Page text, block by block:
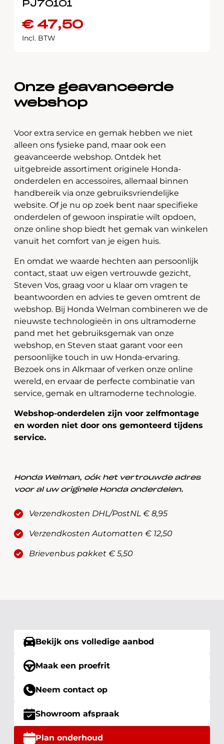
PJ70101
€47,50
Incl. BTW
Onze geavanceerde
webshop
Voor extra service en gemak hebben we niet
alleen ons fysieke pand, maar ook een
geavanceerde webshop. Ontdek het
uitgebreide assortiment originele Honda-
onderdelen en accessoires, allemaal binnen
handbereik via onze gebruiksvriendelijke
website. Of je nu op zoek bent naar specifieke
onderdelen of gewoon inspiratie wilt opdoen,
onze online shop biedt het gemak van winkelen
vanuit het comfort van je eigen huis.
En omdat we waarde hechten aan persoonlijk
contact, staat uw eigen vertrouwde gezicht,
Steven Vos, graag voor u klaar om vragen te
beantwoorden en advies te geven omtrent de
webshop. Bij Honda Welman combineren we de
nieuwste technologieën in ons ultramoderne
pand met het gebruiksgemak van onze
webshop, en Steven staat garant voor een
persoonlijke touch in uw Honda-ervaring.
Bezoek ons in Alkmaar of verken onze online
wereld, en ervaar de perfecte combinatie van
service, gemak en ultramoderne technologie.
Webshop-onderdelen zijn voor zelfmontage
en worden niet door ons gemonteerd tijdens
service.
Honda Welman, oók het vertrouwde adres
voor al uw originele Honda onderdelen.
Verzendkosten DHL/PostNL € 8,95
Verzendkosten Automatten € 12,50
Brievenbus pakket € 5,50
Bekijk ons volledige aanbod
Maak een proefrit
Neem contact op
Showroom afspraak
Plan onderhoud